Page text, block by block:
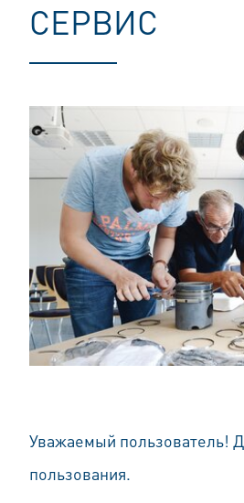
СЕРВИС
Уважаемый пользователь!
пользования.